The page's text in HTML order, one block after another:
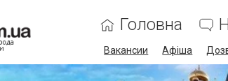
Головна
Вакансии Афіша